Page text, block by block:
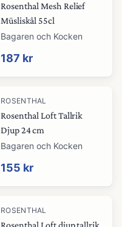
Rosenthal Mesh Relief
Müsliskål 55cl
Bagaren och Kocken
187 kr
ROSENTHAL
Rosenthal Loft Tallrik
Djup 24 cm
Bagaren och Kocken
155 kr
-27%
ROSENTHAL
Rosenthal Loft djup tallrik